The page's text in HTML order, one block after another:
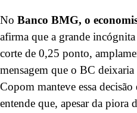
No Banco BMG, o
afirma que a grande
corte de 0,25 ponto,
mensagem que o BC
Copom manteve essa
entende que, apesar da piora